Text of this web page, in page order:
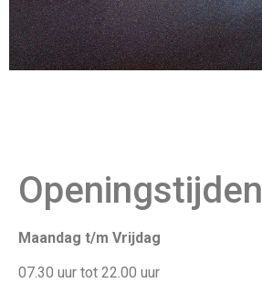
Openingstijden
Maandag t/m Vrijdag
07.30 uur tot 22.00 uur